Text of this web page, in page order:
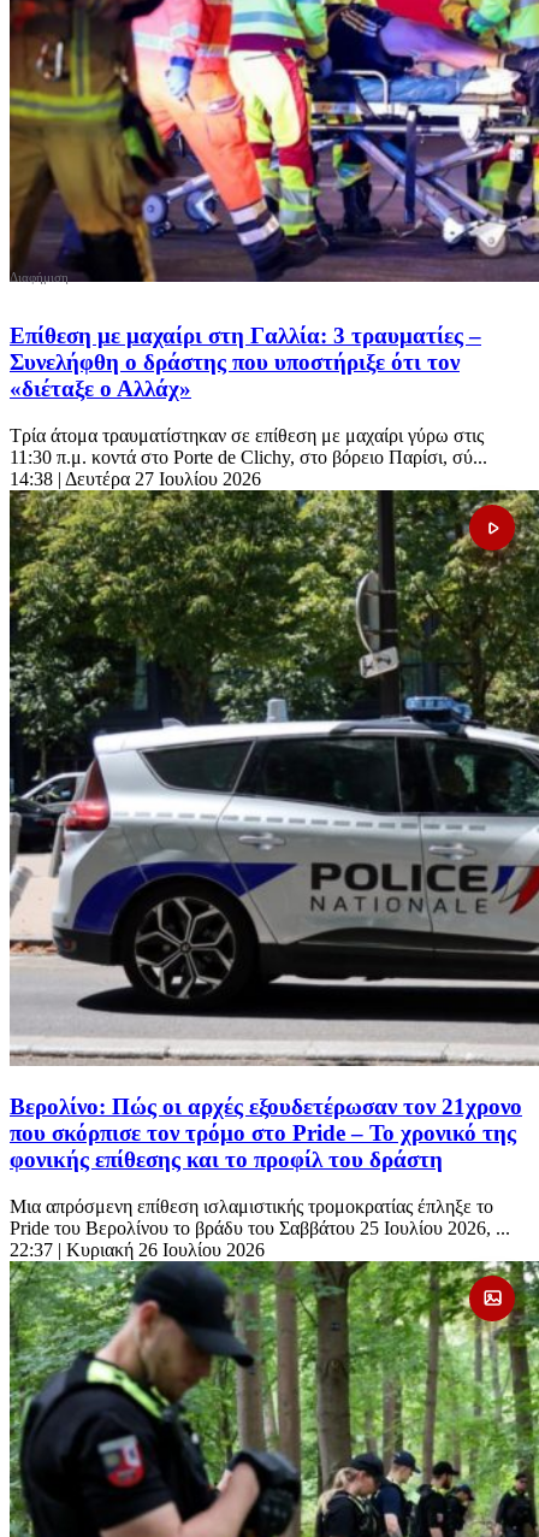
Επίθεση με μαχαίρι στη Γαλλία: 3 τραυματίες –
Συνελήφθη ο δράστης που υποστήριξε ότι τον
«διέταξε ο Αλλάχ»
Τρία άτομα τραυματίστηκαν σε επίθεση με μαχαίρι γύρω στις
11:30 π.μ. κοντά στο Porte de Clichy, στο βόρειο Παρίσι, σύ...
14:38 | Δευτέρα 27 Ιουλίου 2026
Βερολίνο: Πώς οι αρχές εξουδετέρωσαν τον 21χρονο
που σκόρπισε τον τρόμο στο Pride – Το χρονικό της
φονικής επίθεσης και το προφίλ του δράστη
Μια απρόσμενη επίθεση ισλαμιστικής τρομοκρατίας έπληξε το
Pride του Βερολίνου το βράδυ του Σαββάτου 25 Ιουλίου 2026, ...
22:37 | Κυριακή 26 Ιουλίου 2026